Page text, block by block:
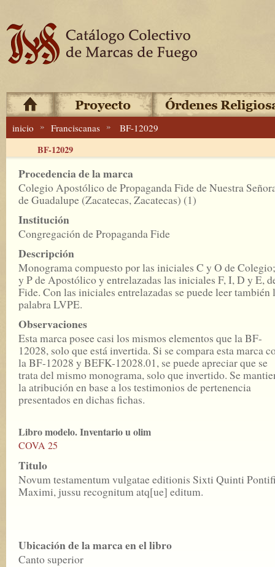
inicio » Franciscanas » BF-12029
BF-12029
Procedencia de la marca
Colegio Apostólico de Propaganda Fide de Nuestra
de Guadalupe (Zacatecas, Zacatecas) (1)
Institución
Congregación de Propaganda Fide
Descripción
Monograma compuesto por las iniciales C y O de
y P de Apostólico y entrelazadas las iniciales F, I, D y E,
Fide. Con las iniciales entrelazadas se puede leer también
palabra LVPE.
Observaciones
Esta marca posee casi los mismos elementos que la BF-
12028, solo que está invertida. Si se compara esta marca
la BF-12028 y BEFK-12028.01, se puede apreciar que se
trata del mismo monograma, solo que invertido. Se
la atribución en base a los testimonios de pertenencia
presentados en dichas fichas.
Libro modelo. Inventario u olim
COVA 25
Titulo
Novum testamentum vulgatae editionis Sixti Quinti
Maximi, jussu recognitum atq[ue] editum.
Ubicación de la marca en el libro
Canto superior